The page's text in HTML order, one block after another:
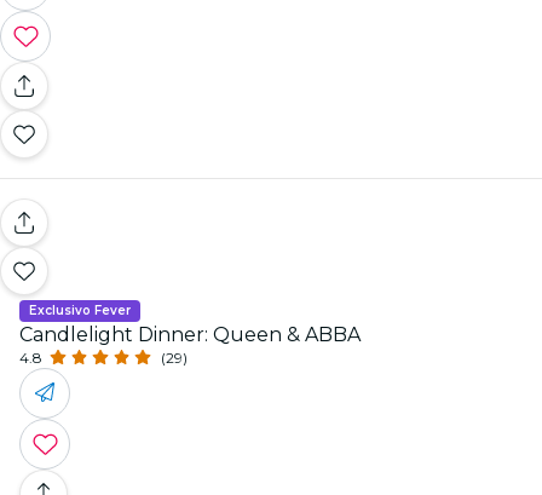
Exclusivo Fever
Candlelight Dinner: Queen & ABBA
4.8 (29)